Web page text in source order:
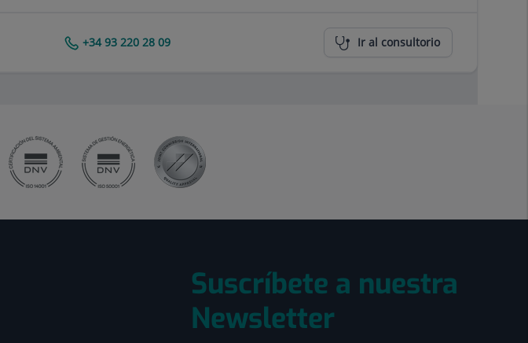
+34 93 220 28 09 Ir al consultorio
Suscríbete a nuestra
Newsletter